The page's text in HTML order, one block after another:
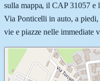
sulla mappa, il CAP 31057 e
Via Ponticelli in auto, a
vie e piazze nelle immediate